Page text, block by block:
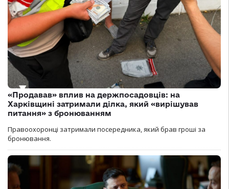
«Продавав» вплив на держпосадовців: на
Харківщині затримали ділка, який «вирішував
питання» з бронюванням
Правоохоронці затримали посередника, який брав гроші за
бронювання.